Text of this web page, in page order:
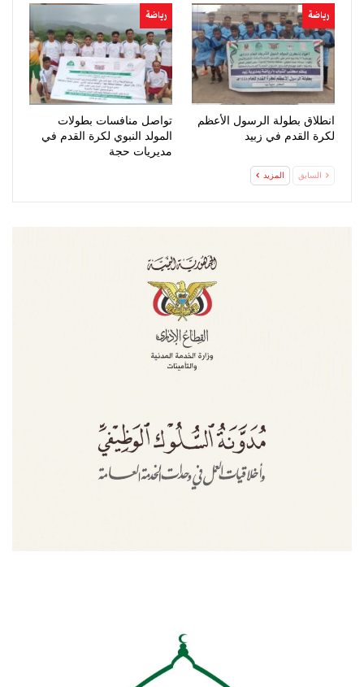
رياضة
انطلاق بطولة الرسول الأعظم
لكرة القدم في زبيد
رياضة
تواصل منافسات بطولات
المولد النبوي لكرة القدم في
مديريات حجة
السابق المزيد